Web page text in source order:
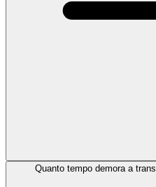
Quanto tempo demora a